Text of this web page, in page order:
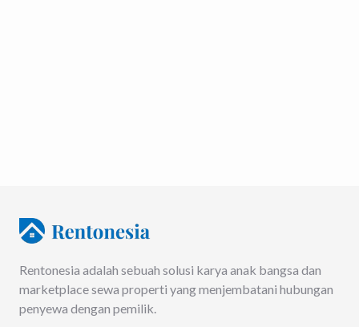
Rentonesia adalah sebuah solusi karya anak bangsa dan
marketplace sewa properti yang menjembatani hubungan
penyewa dengan pemilik.